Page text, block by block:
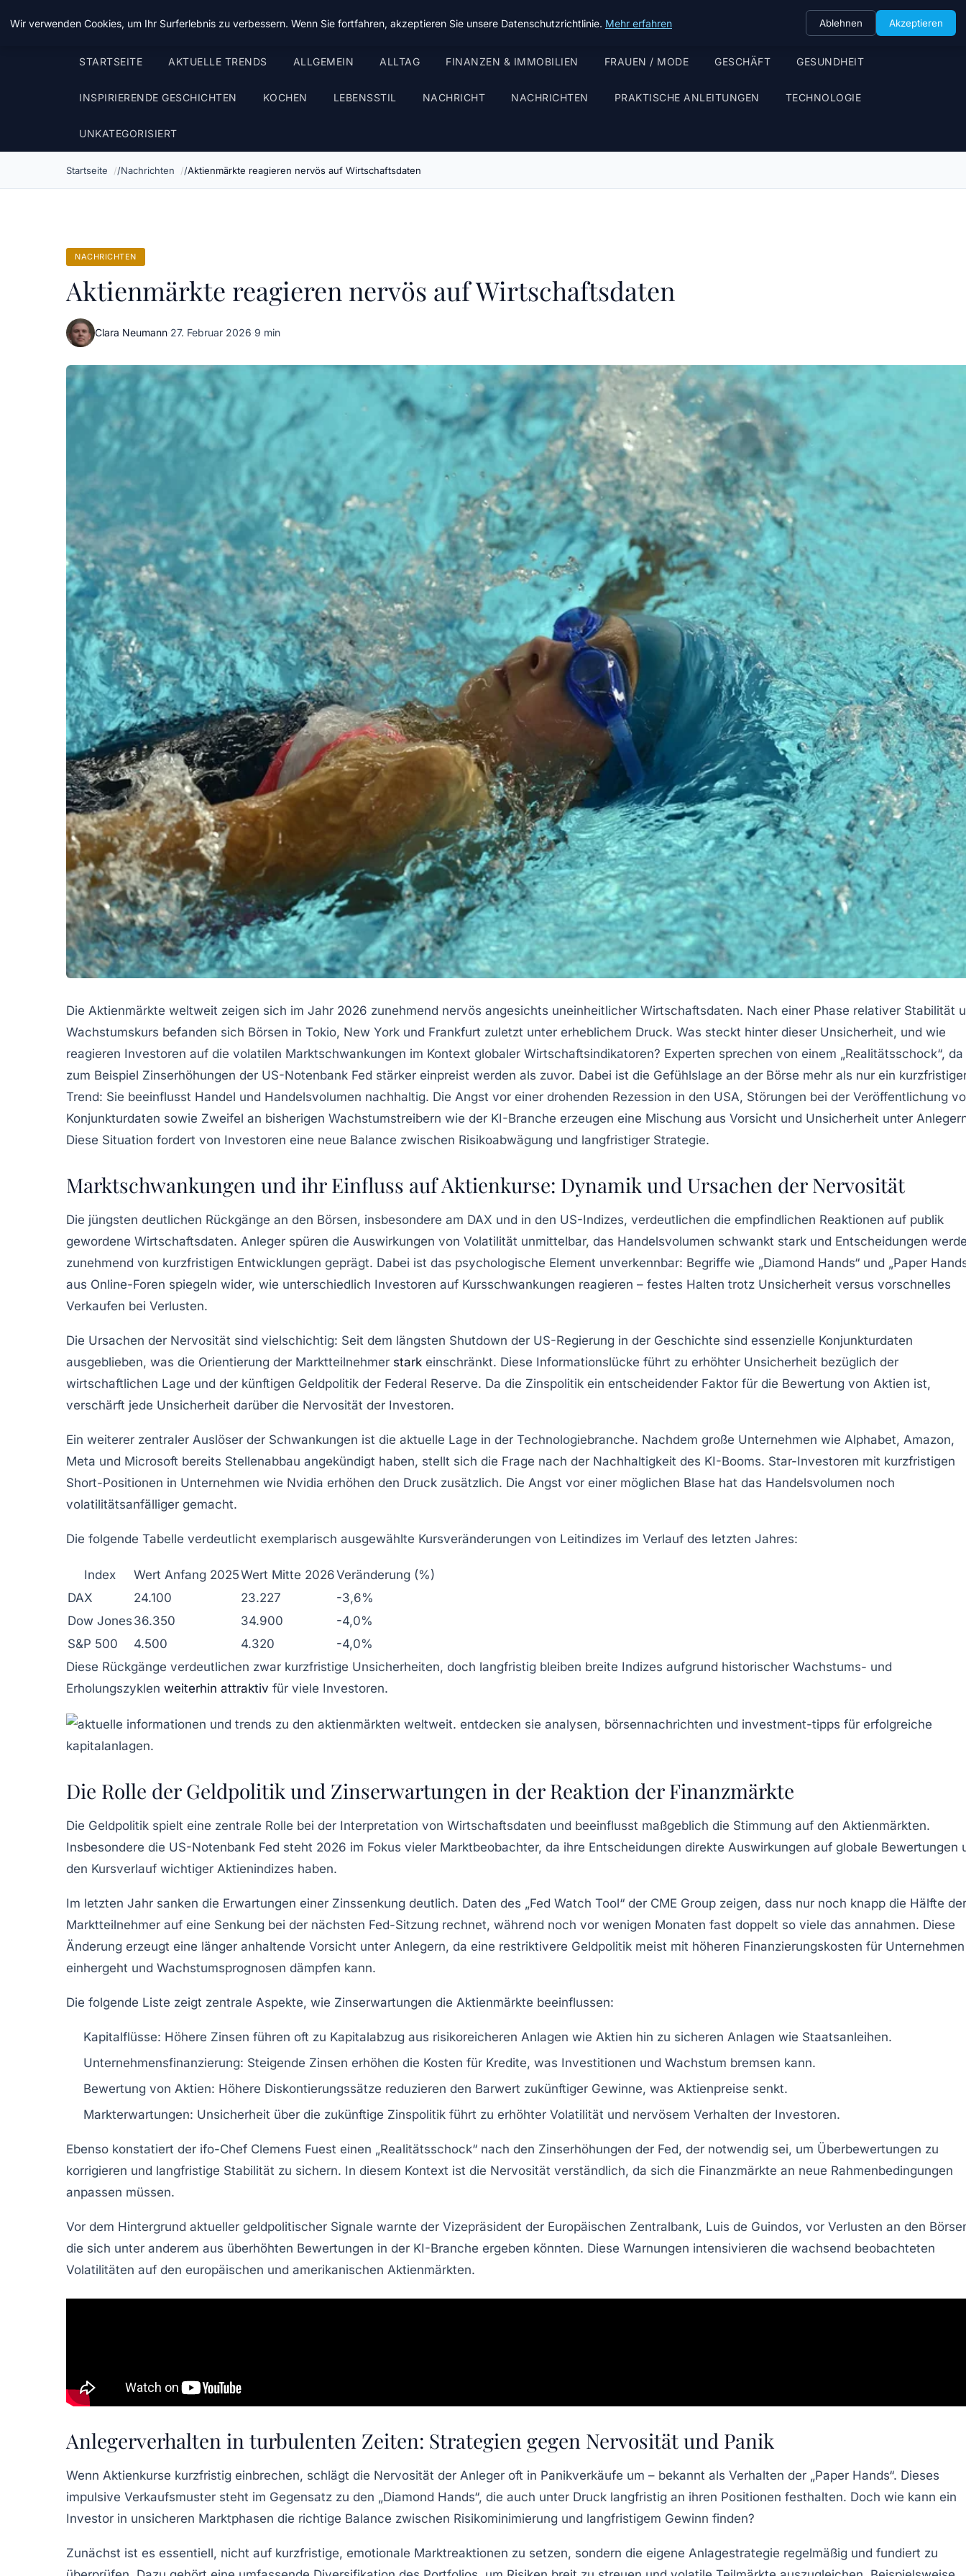
Taz Nrw
STARTSEITE AKTUELLE TRENDS ALLGEMEIN ALLTAG FINANZEN & IMMOBILIEN FRAUEN / MODE GESCHÄFT GESUNDHEIT
INSPIRIERENDE GESCHICHTEN KOCHEN LEBENSSTIL NACHRICHT NACHRICHTEN PRAKTISCHE ANLEITUNGEN TECHNOLOGIE
UNKATEGORISIERT
Startseite Nachrichten Aktienmärkte reagieren nervös auf Wirtschaftsdaten
NACHRICHTEN
Aktienmärkte reagieren nervös auf Wirtschaftsdaten
Clara Neumann·27. Februar 2026·9 min
Die Aktienmärkte weltweit zeigen sich im Jahr 2026 zunehmend nervös angesichts uneinheitlicher Wirtschaftsdaten. Nach einer Phase relativer Stabilität
Wachstumskurs befanden sich Börsen in Tokio, New York und Frankfurt zuletzt unter erheblichem Druck. Was steckt hinter dieser Unsicherheit, und wie
reagieren Investoren auf die volatilen Marktschwankungen im Kontext globaler Wirtschaftsindikatoren? Experten sprechen von einem „Realitätsschock“, da
zum Beispiel Zinserhöhungen der US-Notenbank Fed stärker einpreist werden als zuvor. Dabei ist die Gefühlslage an der Börse mehr als nur ein
Trend: Sie beeinflusst Handel und Handelsvolumen nachhaltig. Die Angst vor einer drohenden Rezession in den USA, Störungen bei der Veröffentlichung
Konjunkturdaten sowie Zweifel an bisherigen Wachstumstreibern wie der KI-Branche erzeugen eine Mischung aus Vorsicht und Unsicherheit unter
Diese Situation fordert von Investoren eine neue Balance zwischen Risikoabwägung und langfristiger Strategie.
Marktschwankungen und ihr Einfluss auf Aktienkurse: Dynamik und Ursachen der Nervosität
Die jüngsten deutlichen Rückgänge an den Börsen, insbesondere am DAX und in den US-Indizes, verdeutlichen die empfindlichen Reaktionen auf publik
gewordene Wirtschaftsdaten. Anleger spüren die Auswirkungen von Volatilität unmittelbar, das Handelsvolumen schwankt stark und Entscheidungen
zunehmend von kurzfristigen Entwicklungen geprägt. Dabei ist das psychologische Element unverkennbar: Begriffe wie „Diamond Hands“ und „Paper
aus Online-Foren spiegeln wider, wie unterschiedlich Investoren auf Kursschwankungen reagieren – festes Halten trotz Unsicherheit versus vorschnelles
Verkaufen bei Verlusten.
Die Ursachen der Nervosität sind vielschichtig: Seit dem längsten Shutdown der US-Regierung in der Geschichte sind essenzielle Konjunkturdaten
ausgeblieben, was die Orientierung der Marktteilnehmer stark einschränkt. Diese Informationslücke führt zu erhöhter Unsicherheit bezüglich der
wirtschaftlichen Lage und der künftigen Geldpolitik der Federal Reserve. Da die Zinspolitik ein entscheidender Faktor für die Bewertung von Aktien ist,
verschärft jede Unsicherheit darüber die Nervosität der Investoren.
Ein weiterer zentraler Auslöser der Schwankungen ist die aktuelle Lage in der Technologiebranche. Nachdem große Unternehmen wie Alphabet, Amazon,
Meta und Microsoft bereits Stellenabbau angekündigt haben, stellt sich die Frage nach der Nachhaltigkeit des KI-Booms. Star-Investoren mit kurzfristigen
Short-Positionen in Unternehmen wie Nvidia erhöhen den Druck zusätzlich. Die Angst vor einer möglichen Blase hat das Handelsvolumen noch
volatilitätsanfälliger gemacht.
Die folgende Tabelle verdeutlicht exemplarisch ausgewählte Kursveränderungen von Leitindizes im Verlauf des letzten Jahres:
Index Wert Anfang 2025Wert Mitte 2026Veränderung (%)
DAX
24.100 23.227
-3,6%
Dow Jones 36.350 34.900
-4,0%
S&P 500
4.500 4.320
-4,0%
Diese Rückgänge verdeutlichen zwar kurzfristige Unsicherheiten, doch langfristig bleiben breite Indizes aufgrund historischer Wachstums- und
Erholungszyklen weiterhin attraktiv für viele Investoren.
Die Rolle der Geldpolitik und Zinserwartungen in der Reaktion der Finanzmärkte
Die Geldpolitik spielt eine zentrale Rolle bei der Interpretation von Wirtschaftsdaten und beeinflusst maßgeblich die Stimmung auf den Aktienmärkten.
Insbesondere die US-Notenbank Fed steht 2026 im Fokus vieler Marktbeobachter, da ihre Entscheidungen direkte Auswirkungen auf globale Bewertungen
den Kursverlauf wichtiger Aktienindizes haben.
Im letzten Jahr sanken die Erwartungen einer Zinssenkung deutlich. Daten des „Fed Watch Tool“ der CME Group zeigen, dass nur noch knapp die Hälfte der
Marktteilnehmer auf eine Senkung bei der nächsten Fed-Sitzung rechnet, während noch vor wenigen Monaten fast doppelt so viele das annahmen. Diese
Änderung erzeugt eine länger anhaltende Vorsicht unter Anlegern, da eine restriktivere Geldpolitik meist mit höheren Finanzierungskosten für Unternehmen
einhergeht und Wachstumsprognosen dämpfen kann.
Die folgende Liste zeigt zentrale Aspekte, wie Zinserwartungen die Aktienmärkte beeinflussen:
Kapitalflüsse: Höhere Zinsen führen oft zu Kapitalabzug aus risikoreicheren Anlagen wie Aktien hin zu sicheren Anlagen wie Staatsanleihen.
Unternehmensfinanzierung: Steigende Zinsen erhöhen die Kosten für Kredite, was Investitionen und Wachstum bremsen kann.
Bewertung von Aktien: Höhere Diskontierungssätze reduzieren den Barwert zukünftiger Gewinne, was Aktienpreise senkt.
Markterwartungen: Unsicherheit über die zukünftige Zinspolitik führt zu erhöhter Volatilität und nervösem Verhalten der Investoren.
Ebenso konstatiert der ifo-Chef Clemens Fuest einen „Realitätsschock“ nach den Zinserhöhungen der Fed, der notwendig sei, um Überbewertungen zu
korrigieren und langfristige Stabilität zu sichern. In diesem Kontext ist die Nervosität verständlich, da sich die Finanzmärkte an neue Rahmenbedingungen
anpassen müssen.
Vor dem Hintergrund aktueller geldpolitischer Signale warnte der Vizepräsident der Europäischen Zentralbank, Luis de Guindos, vor Verlusten an den
die sich unter anderem aus überhöhten Bewertungen in der KI-Branche ergeben könnten. Diese Warnungen intensivieren die wachsend beobachteten
Volatilitäten auf den europäischen und amerikanischen Aktienmärkten.
Anlegerverhalten in turbulenten Zeiten: Strategien gegen Nervosität und Panik
Wenn Aktienkurse kurzfristig einbrechen, schlägt die Nervosität der Anleger oft in Panikverkäufe um – bekannt als Verhalten der „Paper Hands“. Dieses
impulsive Verkaufsmuster steht im Gegensatz zu den „Diamond Hands“, die auch unter Druck langfristig an ihren Positionen festhalten. Doch wie kann ein
Investor in unsicheren Marktphasen die richtige Balance zwischen Risikominimierung und langfristigem Gewinn finden?
Zunächst ist es essentiell, nicht auf kurzfristige, emotionale Marktreaktionen zu setzen, sondern die eigene Anlagestrategie regelmäßig und fundiert zu
Wir verwenden Cookies, um Ihr Surferlebnis zu verbessern. Wenn Sie fortfahren, akzeptieren Sie unsere Datenschutzrichtlinie. Mehr erfahren Ablehnen Akzeptieren